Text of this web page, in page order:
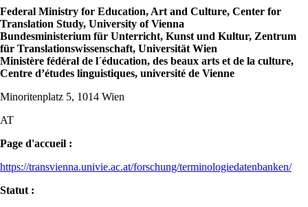
Federal Ministry for Education, Art and Culture, Center for
Translation Study, University of Vienna
Bundesministerium für Unterricht, Kunst und Kultur, Zentrum
für Translationswissenschaft, Universität Wien
Ministère fédéral de l´éducation, des beaux arts et de la culture,
Centre d’études linguistiques, université de Vienne
Minoritenplatz 5, 1014 Wien
AT
Page d'accueil :
https://transvienna.univie.ac.at/forschung/terminologiedatenbanken/
Statut :